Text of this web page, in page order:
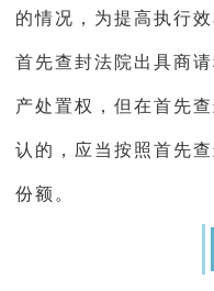
的情况，为提高执行
首先查封法院出具商
产处置权，但在首先
认的，应当按照首先
份额。